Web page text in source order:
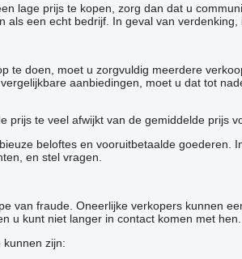
lage prijs te kopen, zorg dan dat u
als een echt bedrijf. In geval van
te doen, moet u zorgvuldig meerdere
aanbiedingen, moet u dat tot
prijs te veel afwijkt van de gemiddelde prijs
beloftes en vooruitbetaalde
en stel vragen.
van fraude. Oneerlijke verkopers kunnen
u kunt niet langer in contact komen met hen.
kunnen zijn: